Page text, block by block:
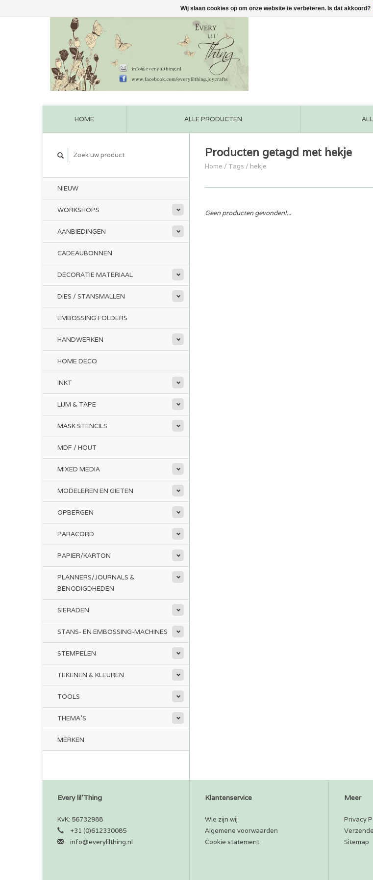
HOME ALLE PRODUCTEN
NIEUW
WORKSHOPS
AANBIEDINGEN
CADEAUBONNEN
DECORATIE MATERIAAL
DIES / STANSMALLEN
EMBOSSING FOLDERS
HANDWERKEN
HOME DECO
INKT
LIJM & TAPE
MASK STENCILS
MDF / HOUT
MIXED MEDIA
MODELEREN EN GIETEN
OPBERGEN
PARACORD
PAPIER/KARTON
PLANNERS/JOURNALS &
BENODIGDHEDEN
SIERADEN
STANS- EN EMBOSSING-MACHINES
STEMPELEN
TEKENEN & KLEUREN
TOOLS
THEMA'S
MERKEN
Producten getagd met hekje
Home / Tags / hekje
Geen producten gevonden!...
Every lil'Thing
KvK: 56732988
+31 (0)612330085
info@everylilthing.nl
Klantenservice
Wie zijn wij
Algemene voorwaarden
Cookie statement
Meer
Privacy
Sitemap
Wij slaan cookies op om onze website te verbeteren. Is dat akkoord?